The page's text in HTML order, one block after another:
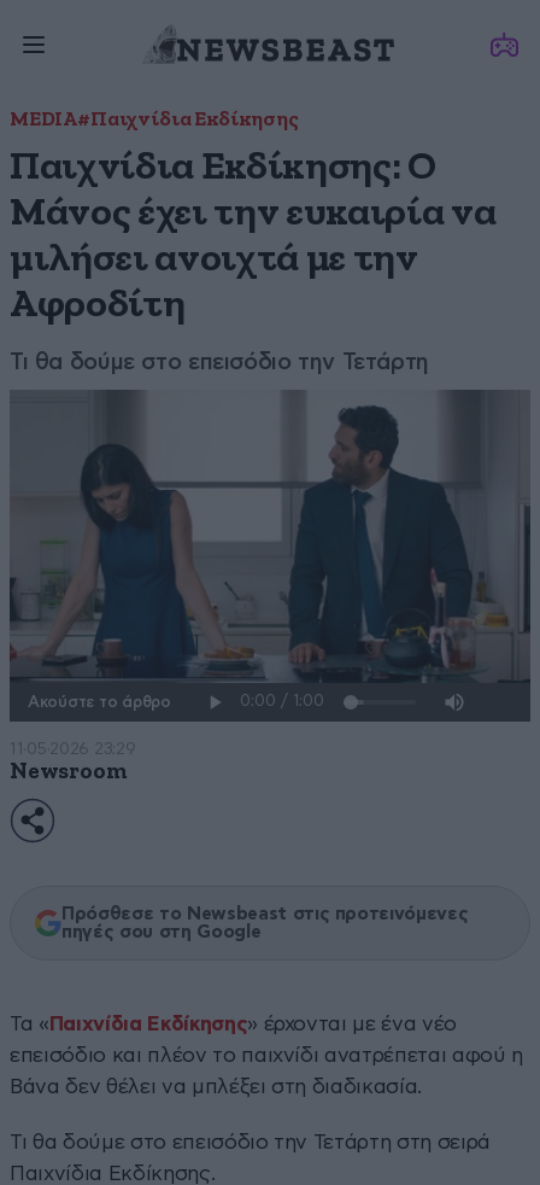
MEDIA#Παιχνίδια Εκδίκησης
Παιχνίδια Εκδίκησης: Ο
Μάνος έχει την ευκαιρία να
μιλήσει ανοιχτά με την
Αφροδίτη
Τι θα δούμε στο επεισόδιο την Τετάρτη
Ακούστε το άρθρο
11·05·2026 23:29
Newsroom
Πρόσθεσε το Newsbeast στις προτεινόμενες
πηγές σου στη Google
Τα « Παιχνίδια Εκδίκησης» έρχονται με ένα νέο
επεισόδιο και πλέον το παιχνίδι ανατρέπεται αφού η
Βάνα δεν θέλει να μπλέξει στη διαδικασία.
Τι θα δούμε στο επεισόδιο την Τετάρτη στη σειρά
Παιχνίδια Εκδίκησης.